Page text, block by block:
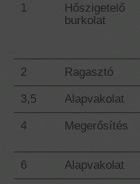
1
Hőszigetelő
burkolat
2 Ragasztó
3,5 Alapvakolat
4 Megerősítés
6 Alapvakolat